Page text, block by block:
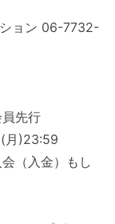
ョン 06-7732-
先行
月)23:59
（入金）もし